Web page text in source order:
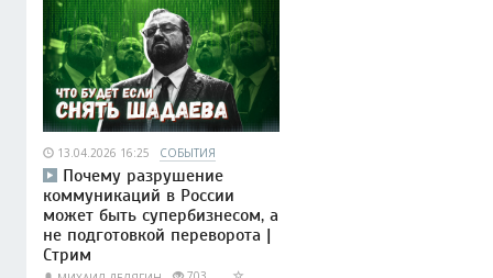
13.04.2026 16:25 СОБЫТИЯ
Почему разрушение
коммуникаций в России
может быть супербизнесом, а
не подготовкой переворота |
Стрим